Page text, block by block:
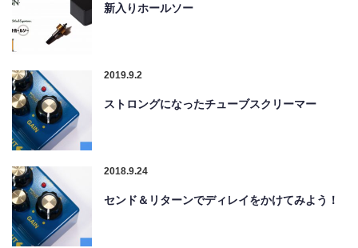
新入りホールソー
2019.9.2
ストロングになったチューブスクリーマー
2018.9.24
センド＆リターンでディレイをかけてみよう！